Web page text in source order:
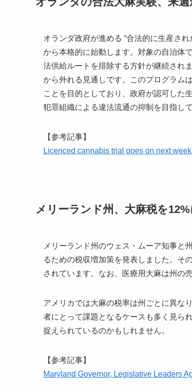
オランダ政府が進める “合法的に生産さ
から本格的に始動します。対象の自治体
法供給ルートを排除する方針が継続され
から外れる見通しです。このプログラム
ことを目的としており、政府が認可した
犯罪組織による違法流通の抑制を目指して
【参考記事】
Licenced cannabis trial goes on next
メリーランド州、大麻税を
メリーランド州のウェス・ムーア知事と
るための税収増加策を発表しました。そ
されています。なお、医療用大麻は州の
アメリカでは大麻の税率は州ごとに異な
者にとって課題となるケースも多く見ら
捉えられているのかもしれません。
【参考記事】
Maryland Governor, Legislative Leaders